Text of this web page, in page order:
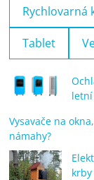
Rychlovarná
Tablet
Vysavače na
námahy?